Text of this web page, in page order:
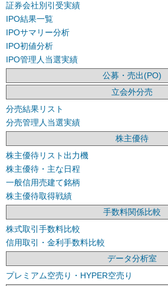
証券会社別引受実績
IPO結果一覧
IPOサマリー分析
IPO初値分析
IPO管理人当選実績
公募・売出(PO)
立会外分売
分売結果リスト
分売管理人当選実績
株主優待
株主優待リスト出力機
株主優待・主な日程
一般信用売建て銘柄
株主優待取得戦績
手数料関係比較
株式取引手数料比較
信用取引・金利手数料比較
データ分析室
プレミアム空売り・HYPER空売り